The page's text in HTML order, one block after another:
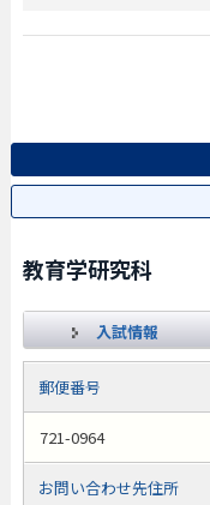
教育学研究科
入試情報
郵便番号
721-0964
お問い合わせ先住所